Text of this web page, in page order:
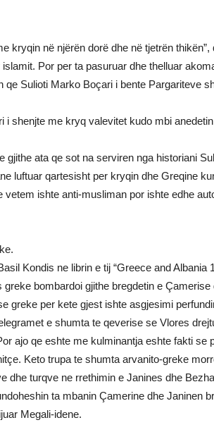
kryqin në njërën dorë dhe në tjetrën thikën”,
Por per ta pasuruar dhe thelluar
qe Sulioti Marko Boçari i bente Pargariteve
shenjte me kryq valevitet kudo mbi anedetin
ata qe sot na serviren nga historiani
luftuar qartesisht per kryqin dhe Greqine
ishte anti-musliman por ishte edhe
Kondis ne librin e tij “Greece and Albania
bombardoi gjithe bregdetin e Çamerise
greke per kete gjest ishte asgjesimi
e shumta te qeverise se Vlores
ajo qe eshte me kulminantja eshte fakti se
Keto trupa te shumta arvanito-greke
dhe turqve ne rrethimin e Janines dhe
ta mbanin Çamerine dhe Janinen
Megali-idene.